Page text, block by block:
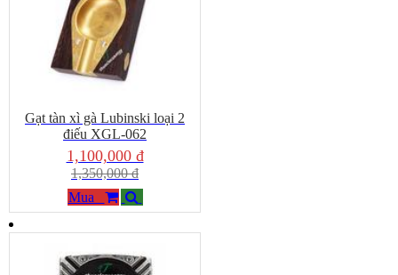
Gạt tàn xì gà Lubinski loại 2
điếu XGL-062
1,100,000 đ
1,350,000 đ
Mua